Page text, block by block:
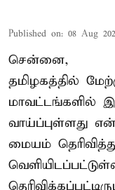
Published on: 08 Aug
சென்னை,
தமிழகத்தில்
மாவட்டங்களில்
வாய்ப்புள்ளது
மையம்